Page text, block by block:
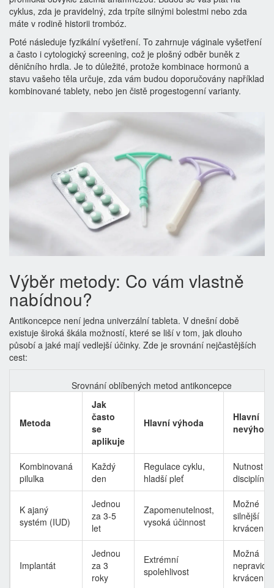
cyklus, zda je pravidelný, zda trpíte silnými bolestmi nebo zda
máte v rodině historii trombóz.
Poté následuje fyzikální vyšetření. To zahrnuje váginale vyšetření
a často i cytologický screening, což je plošný odběr buněk z
děničního hrdla. Je to důležité, protože kombinace hormonů a
stavu vašeho těla určuje, zda vám budou doporučovány například
kombinované tablety, nebo jen čistě progestogenní varianty.
Výběr metody: Co vám vlastně
nabídnou?
Antikoncepce není jedna univerzální tableta. V dnešní době
existuje široká škála možností, které se liší v tom, jak dlouho
působí a jaké mají vedlejší účinky. Zde je srovnání nejčastějších
cest:
Srovnání oblíbených metod antikoncepce
Metoda
Jak
často
se
aplikuje
Hlavní výhoda
Hlavní
nevýhoda
Kombinovaná
pilulka
Každý
den
Regulace cyklu,
hladší pleť
Nutnost
disciplíny
K ajaný
systém (IUD)
Jednou
za 3-5
let
Zapomenutelnost,
vysoká účinnost
Možné
silnější
krvácení
Implantát
Jednou
za 3
roky
Extrémní
spolehlivost
Možná
krvácení